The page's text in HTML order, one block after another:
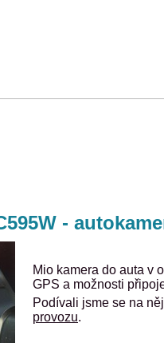
-
Mio kamera do auta v
GPS a možnosti
Podívali jsme se na něj
provozu.